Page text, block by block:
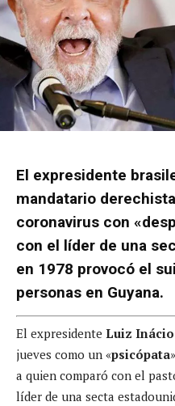
El expresidente
mandatario
coronavirus con
con el líder de una
en 1978 provocó el
personas en Guyana.
El expresidente Luiz
jueves como un «psicópata
a quien comparó con el
líder de una secta